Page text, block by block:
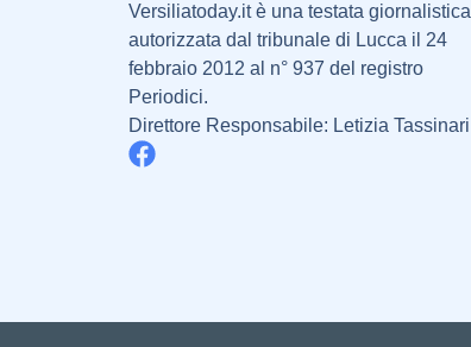
Versiliatoday.it è una testata giornalistica
autorizzata dal tribunale di Lucca il 24
febbraio 2012 al n° 937 del registro
Periodici.
Direttore Responsabile: Letizia Tassinari